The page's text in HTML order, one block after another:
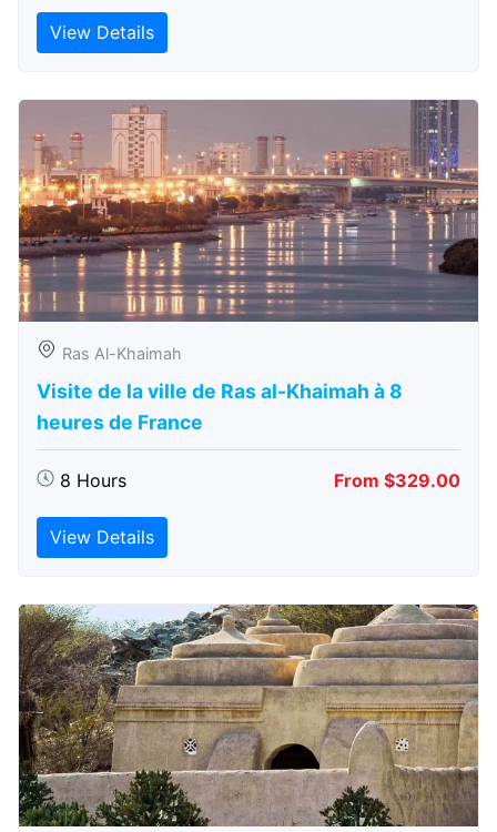
View Details
Ras Al-Khaimah
Visite de la ville de Ras al-Khaimah à 8
heures de France
8 Hours From $329.00
View Details